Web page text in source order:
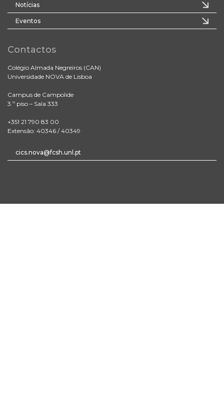
Notícias
Eventos
Contactos
Colégio Almada Negreiros (CAN)
Universidade NOVA de Lisboa
Campus de Campolide
3.º piso – Sala 333
+351 21 790 83 00
Extensão: 40346 / 40349
cics.nova@fcsh.unl.pt